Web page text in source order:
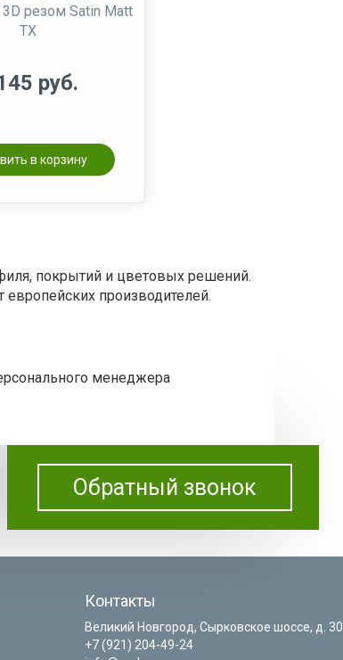
3D резом Satin Matt
TX
руб.
в корзину
покрытий и цветовых решений.
производителей.
менеджера
Обратный звонок
Контакты
Великий Новгород, Сырковское шоссе, д. 30
+7 (921) 204-49-24